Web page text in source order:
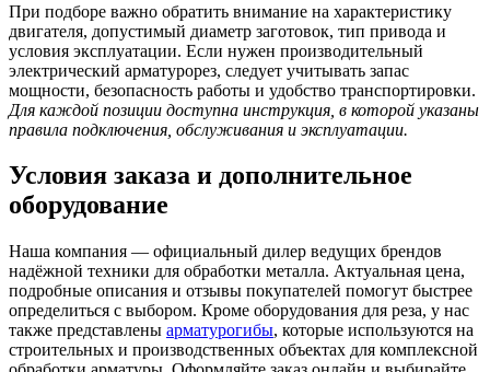
При подборе важно обратить внимание на характеристику
двигателя, допустимый диаметр заготовок, тип привода и
условия эксплуатации. Если нужен производительный
электрический арматурорез, следует учитывать запас
мощности, безопасность работы и удобство транспортировки.
Для каждой позиции доступна инструкция, в которой указаны
правила подключения, обслуживания и эксплуатации.
Условия заказа и дополнительное
оборудование
Наша компания — официальный дилер ведущих брендов
надёжной техники для обработки металла. Актуальная цена,
подробные описания и отзывы покупателей помогут быстрее
определиться с выбором. Кроме оборудования для реза, у нас
также представлены арматурогибы, которые используются на
строительных и производственных объектах для комплексной